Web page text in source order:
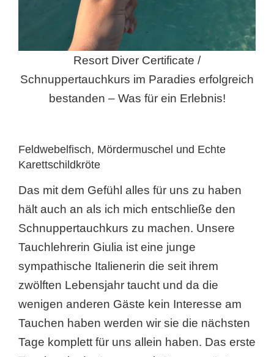
Resort Diver Certificate /
Schnuppertauchkurs im Paradies erfolgreich
bestanden – Was für ein Erlebnis!
Feldwebelfisch, Mördermuschel und Echte
Karettschildkröte
Das mit dem Gefühl alles für uns zu haben
hält auch an als ich mich entschließe den
Schnuppertauchkurs zu machen. Unsere
Tauchlehrerin Giulia ist eine junge
sympathische Italienerin die seit ihrem
zwölften Lebensjahr taucht und da die
wenigen anderen Gäste kein Interesse am
Tauchen haben werden wir sie die nächsten
Tage komplett für uns allein haben. Das erste